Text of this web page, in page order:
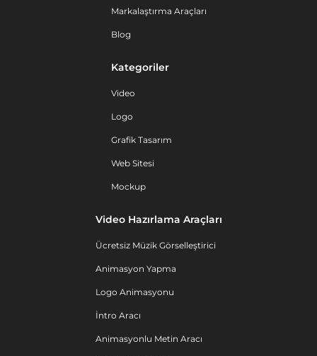
Markalaştırma Araçları
Blog
Kategoriler
Video
Logo
Grafik Tasarım
Web Sitesi
Mockup
Video Hazırlama Araçları
Ücretsiz Müzik Görselleştirici
Animasyon Yapma
Logo Animasyonu
İntro Aracı
Animasyonlu Metin Aracı